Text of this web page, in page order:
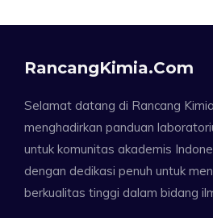
RancangKimia.com
Selamat datang di Rancang
menghadirkan panduan
untuk komunitas akademis
dengan dedikasi penuh untuk
berkualitas tinggi dalam bidang